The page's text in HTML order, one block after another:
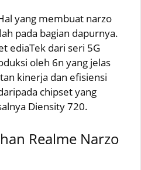
yang membuat narzo
pada bagian dapurnya.
ediaTek dari seri 5G
oleh 6n yang jelas
kinerja dan efisiensi
chipset yang
Diensity 720.
Realme Narzo